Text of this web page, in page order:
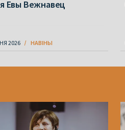
Евы Вежнавец
2026 НАВІНЫ